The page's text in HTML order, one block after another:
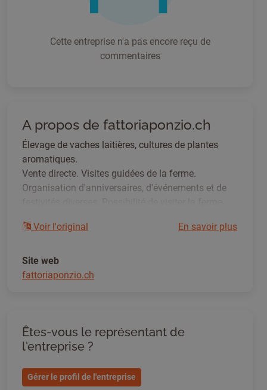
Cette entreprise n'a pas encore reçu de
commentaires
A propos de fattoriaponzio.ch
Élevage de vaches laitières, cultures de plantes
aromatiques.
Vente directe. Visites guidées de la ferme.
Organisation d'anniversaires, d'événements et de
Voir l'original
En savoir plus
Site web
fattoriaponzio.ch
Êtes-vous le représentant de
l'entreprise ?
Gérer le profil de l'entreprise